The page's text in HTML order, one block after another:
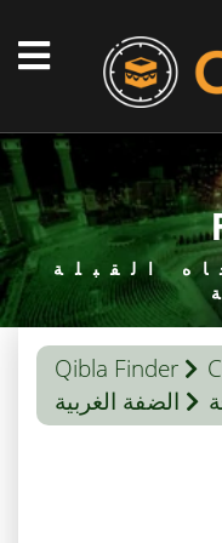
القبلة
Qibla Finder
الضفة الغربية